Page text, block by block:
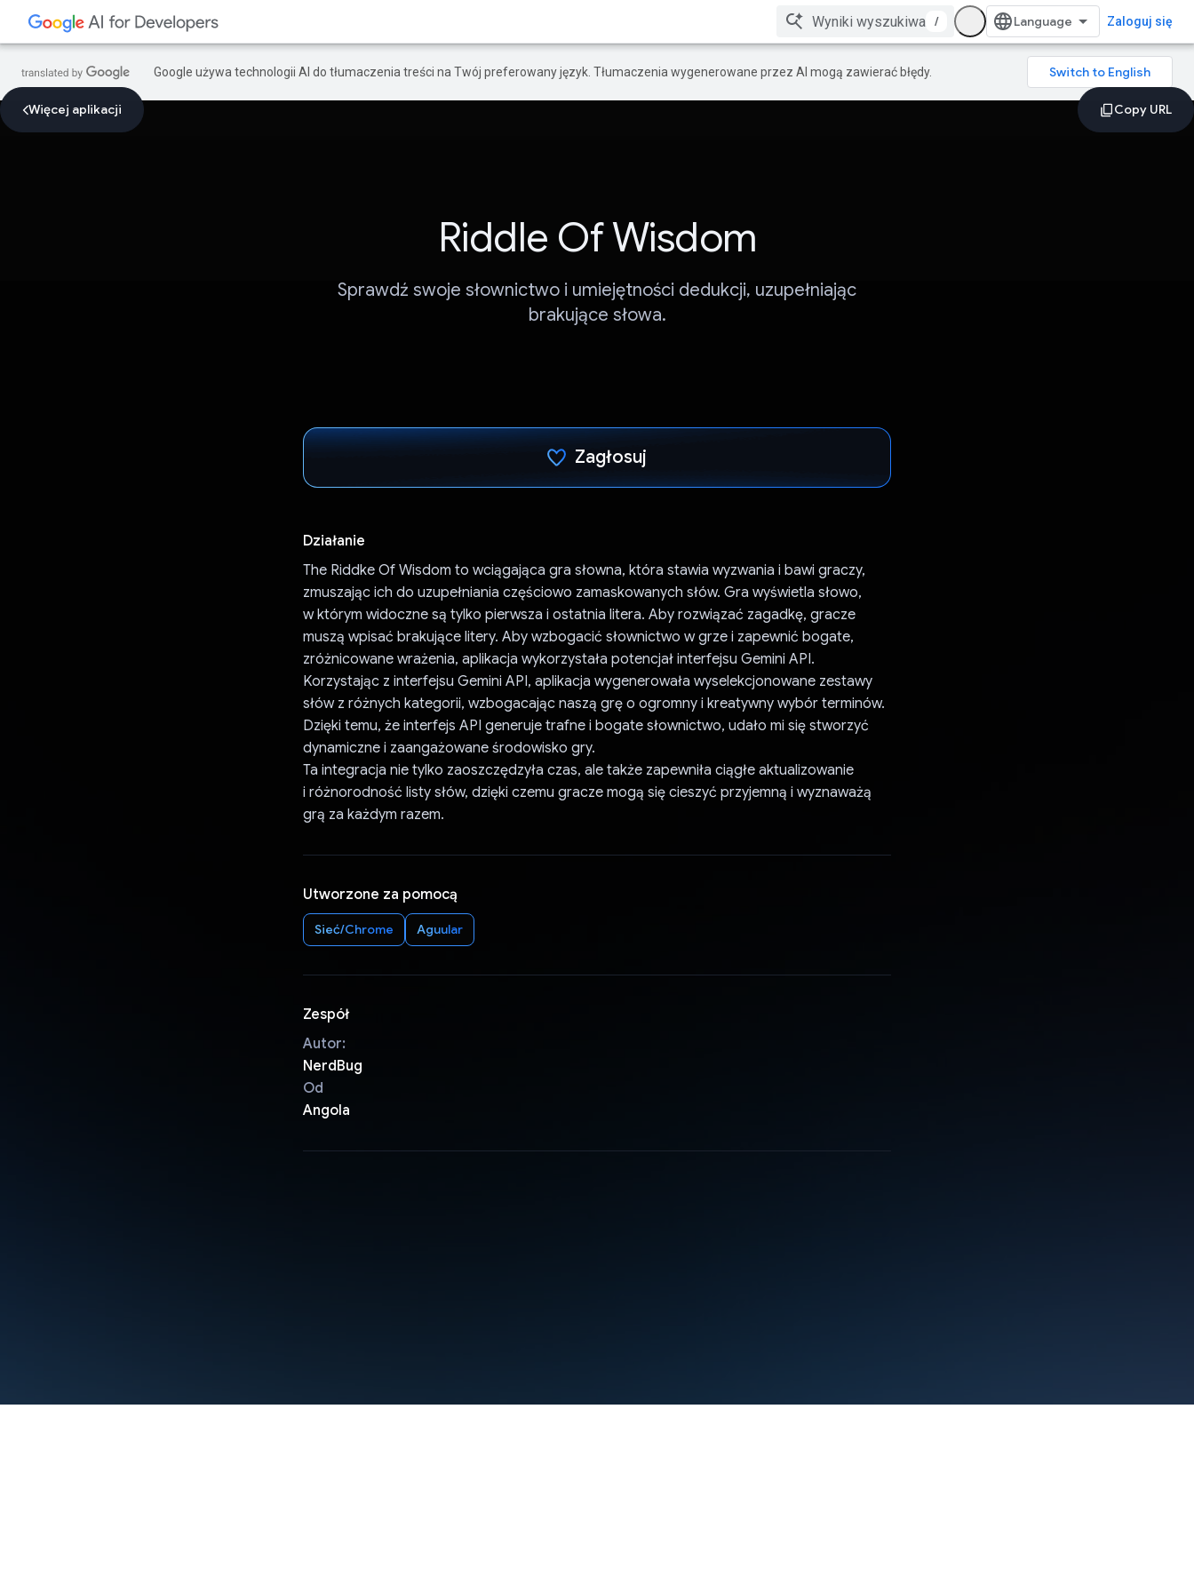
/ Zaloguj się
Google używa technologii AI do tłumaczenia treści na Twój preferowany język. Tłumaczenia wygenerowane przez AI mogą zawierać błędy.
Więcej aplikacji
Riddle Of Wisdom
Sprawdź swoje słownictwo i umiejętności dedukcji, uzupełniając
brakujące słowa.
Zagłosuj
Działanie
The Riddke Of Wisdom to wciągająca gra słowna, która stawia wyzwania i bawi graczy,
zmuszając ich do uzupełniania częściowo zamaskowanych słów. Gra wyświetla słowo,
w którym widoczne są tylko pierwsza i ostatnia litera. Aby rozwiązać zagadkę, gracze
muszą wpisać brakujące litery. Aby wzbogacić słownictwo w grze i zapewnić bogate,
zróżnicowane wrażenia, aplikacja wykorzystała potencjał interfejsu Gemini API.
Korzystając z interfejsu Gemini API, aplikacja wygenerowała wyselekcjonowane zestawy
słów z różnych kategorii, wzbogacając naszą grę o ogromny i kreatywny wybór terminów.
Dzięki temu, że interfejs API generuje trafne i bogate słownictwo, udało mi się stworzyć
dynamiczne i zaangażowane środowisko gry.
Ta integracja nie tylko zaoszczędzyła czas, ale także zapewniła ciągłe aktualizowanie
i różnorodność listy słów, dzięki czemu gracze mogą się cieszyć przyjemną i wyznaważą
grą za każdym razem.
Utworzone za pomocą
Sieć/Chrome Aguular
Zespół
Autor:
NerdBug
Od
Angola